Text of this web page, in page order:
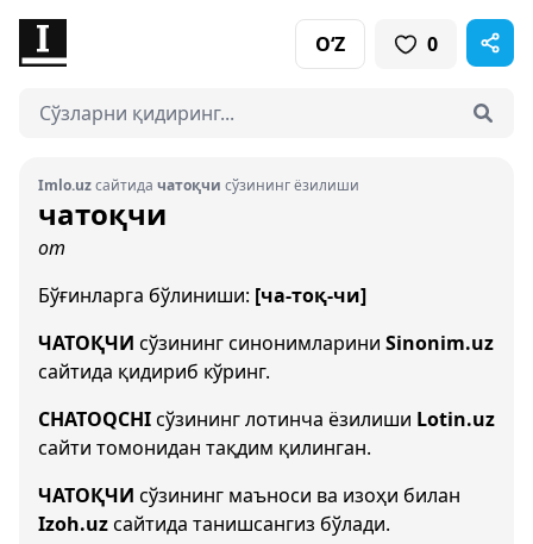
O‘Z 0
Imlo.uzсайтида чатоқчи сўзининг ёзилиши
чатоқчи
от
Бўғинларга бўлиниши: [ча-тоқ-чи]
ЧАТОҚЧИ сўзининг синонимларини Sinonim.uz
сайтида қидириб кўринг.
CHATOQCHIсўзининг лотинча ёзилиши Lotin.uz
сайти томонидан тақдим қилинган.
ЧАТОҚЧИ сўзининг маъноси ва изоҳи билан
Izoh.uzсайтида танишсангиз бўлади.